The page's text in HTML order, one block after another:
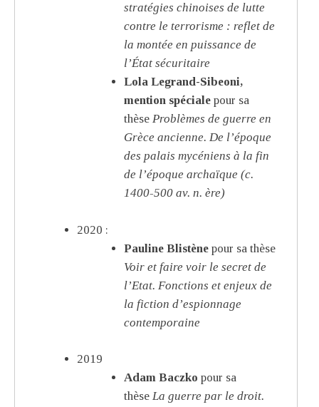
stratégies chinoises de lutte
contre le terrorisme : reflet de
la montée en puissance de
l’État sécuritaire
Lola Legrand-Sibeoni,
mention spéciale pour sa
thèse Problèmes de guerre en
Grèce ancienne. De l’époque
des palais mycéniens à la fin
de l’époque archaïque (c.
1400-500 av. n. ère)
2020 :
Pauline Blistènepour sa thèse
Voir et faire voir le secret de
l’Etat. Fonctions et enjeux de
la fiction d’espionnage
contemporaine
2019
Adam Baczko pour sa
thèse La guerre par le droit.